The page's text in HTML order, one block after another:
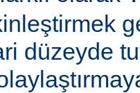
düzeyde